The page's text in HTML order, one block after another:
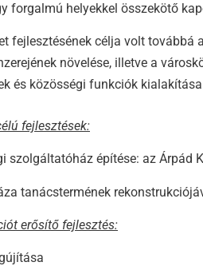
forgalmú helyekkel összekötő
fejlesztésének célja volt továbbá
növelése, illetve a
és közösségi funkciók
fejlesztések:
szolgáltatóház építése: az Árpád
tanácstermének
erősítő fejlesztés: